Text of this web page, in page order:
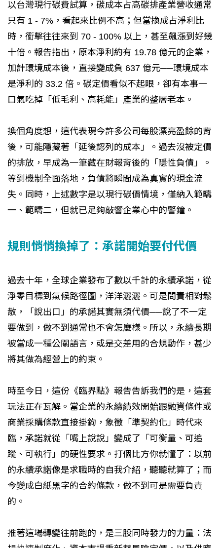
以台灣現行碳費試算，碳成本占高碳排產業營收通常
只有 1 - 7%，看起來比例不高；但當換成占淨利比
時，衝擊往往來到 70 - 100% 以上，甚至飆漲到好幾
十倍。報告指出，原本淨利約有 19.78 億元的企業，
加計環境成本後，直接變成負 637 億元──環境成本
是淨利的 33.2 倍。碳定價看似不起眼，卻有本事一
口氣吃掉「低毛利、高耗能」產業的整層老本。
換個角度想，這代表現今許多公司每股漂亮盈餘的背
後，可能隱藏著「延後認列的成本」。過去沒被定價
的排放，早成為一筆藏在財報背後的「隱性負債」。
等到機制全面落地，負債將瞬間成為真實的現金流
失。同時，上述數字是以現行碳價情境，僅納入範疇
一、範疇二，但就已足夠敲響企業心中的警鐘。
規則悄悄換掉了：承諾開始要付代價
過去十年，全球企業發布了數以千計的永續承諾，從
淨零目標到氣候路徑圖，洋洋灑灑。可是問責相對鬆
散，「說出口」的承諾其實無須代價──說了不一定
要做到，做不到通常也不會怎麼樣。所以，永續長期
被當成一種公關語言，或是交差用的合規動作，甚少
將其做為經營上的約束。
時至今日，這份《臨界點》報告告訴我們的是，這套
玩法正在瓦解。當企業的永續績效開始跟融資條件或
商業採購條款直接掛鉤，象徵「準契約化」時代來
臨，承諾就從「嘴上說說」變成了「可衡量、可追
蹤、可執行」的硬性要求。打個比方你就懂了：以前
的永續承諾像是求職時的自我介紹，聽聽就算了；而
今變成白紙黑字的合約條款，做不到可是需要負責
的。
推著這場轉變往前跑的，是三股同時發力的力量：法